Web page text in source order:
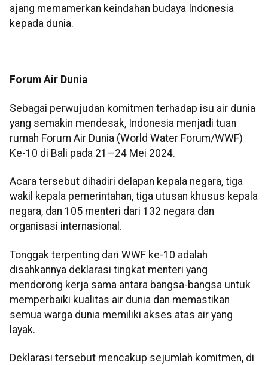
ajang memamerkan keindahan budaya Indonesia
kepada dunia.
Forum Air Dunia
Sebagai perwujudan komitmen terhadap isu air dunia
yang semakin mendesak, Indonesia menjadi tuan
rumah Forum Air Dunia (World Water Forum/WWF)
Ke-10 di Bali pada 21—24 Mei 2024.
Acara tersebut dihadiri delapan kepala negara, tiga
wakil kepala pemerintahan, tiga utusan khusus kepala
negara, dan 105 menteri dari 132 negara dan
organisasi internasional.
Tonggak terpenting dari WWF ke-10 adalah
disahkannya deklarasi tingkat menteri yang
mendorong kerja sama antara bangsa-bangsa untuk
memperbaiki kualitas air dunia dan memastikan
semua warga dunia memiliki akses atas air yang
layak.
Deklarasi tersebut mencakup sejumlah komitmen, di